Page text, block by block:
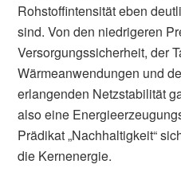
Rohstoffintensität eben
sind. Von den niedrigeren
Versorgungssicherheit, der
Wärmeanwendungen und
erlangenden Netzstabilität
also eine
Prädikat „Nachhaltigkeit“
die Kernenergie.